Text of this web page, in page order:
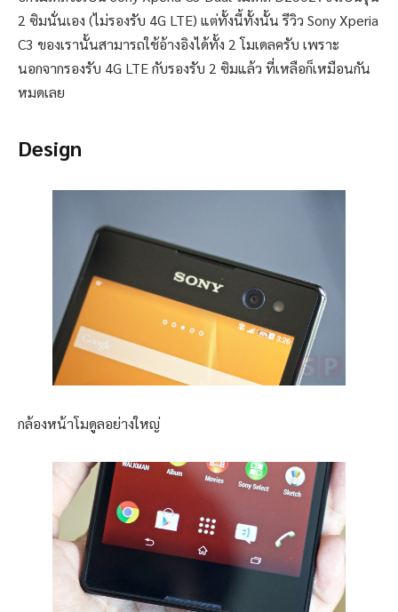
2 ซิมนั่นเอง (ไม่รองรับ 4G LTE) แต่ทั้งนี้ทั้งนั้น รีวิว Sony Xperia
C3 ของเรานั้นสามารถใช้อ้างอิงได้ทั้ง 2 โมเดลครับ เพราะ
นอกจากรองรับ 4G LTE กับรองรับ 2 ซิมแล้ว ที่เหลือก็เหมือนกัน
หมดเลย
Design
กล้องหน้าโมดูลอย่างใหญ่